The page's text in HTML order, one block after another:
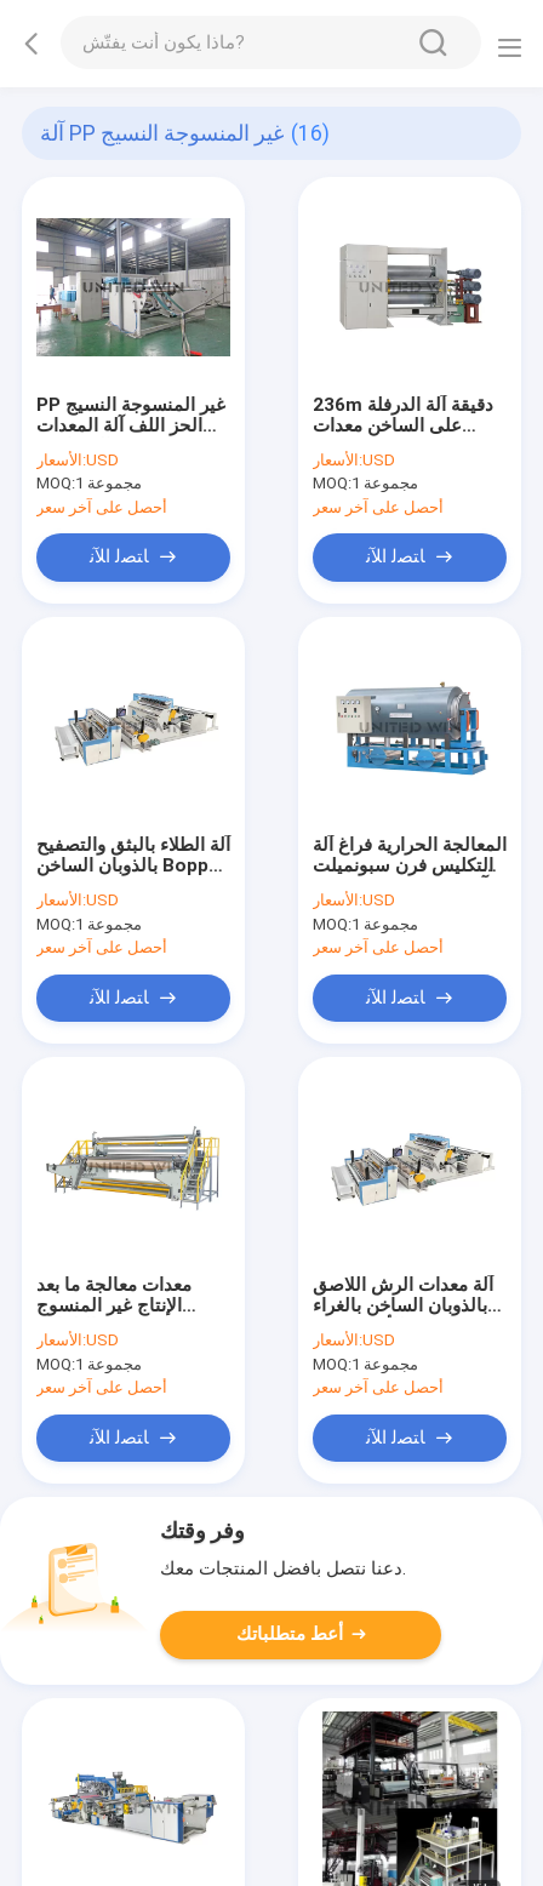
آلة PP غير المنسوجة النسيج (16)
PP غير المنسوجة النسيج
الحز اللف آلة المعدات
المساعدة
الأسعار:USD
MOQ:
1 مجموعة
أحصل على آخر سعر
ﺎﺘﺼﻟ ﺍﻶﻧ
236m دقيقة آلة الدرفلة
على الساخن معدات
مساعدة غير منسوجة
سبونبوند النهائية
الأسعار:USD
MOQ:
1 مجموعة
أحصل على آخر سعر
ﺎﺘﺼﻟ ﺍﻶﻧ
آلة الطلاء بالبثق والتصفيح
بالذوبان الساخن Bopp
للنسيج رش الغراء غير
المنسوج
الأسعار:USD
MOQ:
1 مجموعة
أحصل على آخر سعر
ﺎﺘﺼﻟ ﺍﻶﻧ
المعالجة الحرارية فراغ آلة
التكليس فرن سبونميلت
آلة معالجة غير منسوجة
الأسعار:USD
MOQ:
1 مجموعة
أحصل على آخر سعر
ﺎﺘﺼﻟ ﺍﻶﻧ
معدات معالجة ما بعد
الإنتاج غير المنسوج
التلقائي
الأسعار:USD
MOQ:
1 مجموعة
أحصل على آخر سعر
ﺎﺘﺼﻟ ﺍﻶﻧ
آلة معدات الرش اللاصق
بالذوبان الساخن بالغراء
بالذهب للأقمشة غير
المنسوجة
الأسعار:USD
MOQ:
1 مجموعة
أحصل على آخر سعر
ﺎﺘﺼﻟ ﺍﻶﻧ
وفر وقتك
دعنا نتصل بأفضل المنتجات معك.
أعط متطلباتك